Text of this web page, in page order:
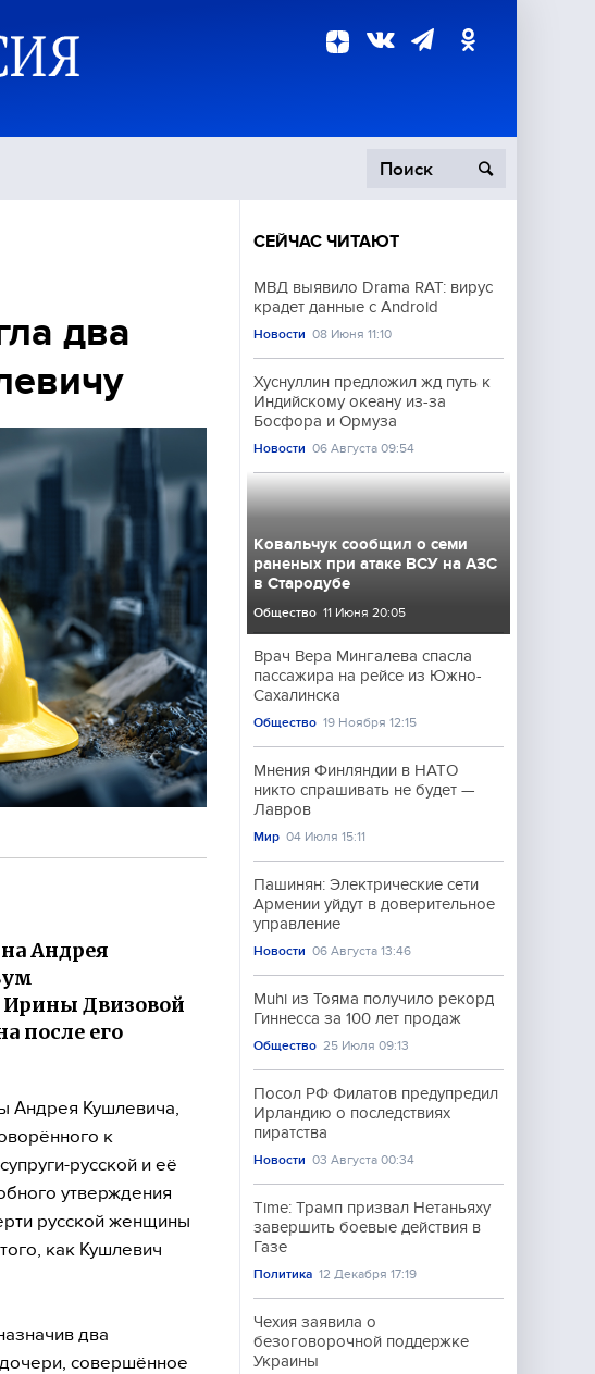
Происшествия
два
Андрея
Двизовой
после его
Андрея Кушлевича,
к
русской и её
утверждения
русской женщины
как Кушлевич
два
совершённое
СЕЙЧАС ЧИТАЮТ
МВД выявило Drama RAT: вирус
крадет данные с Android
Новости 08 Июня 11:10
Хуснуллин предложил жд путь к
Индийскому океану из-за
Босфора и Ормуза
Новости 06 Августа 09:54
Ковальчук сообщил о семи
раненых при атаке ВСУ на АЗС
в Стародубе
Общество 11 Июня 20:05
Врач Вера Мингалева спасла
пассажира на рейсе из Южно-
Сахалинска
Общество 19 Ноября 12:15
Мнения Финляндии в НАТО
никто спрашивать не будет —
Лавров
Мир 04 Июля 15:11
Пашинян: Электрические сети
Армении уйдут в доверительное
управление
Новости 06 Августа 13:46
Muhi из Тояма получило рекорд
Гиннесса за 100 лет продаж
Общество 25 Июля 09:13
Посол РФ Филатов предупредил
Ирландию о последствиях
пиратства
Новости 03 Августа 00:34
Time: Трамп призвал Нетаньяху
завершить боевые действия в
Газе
Политика 12 Декабря 17:19
Чехия заявила о
безоговорочной поддержке
Украины